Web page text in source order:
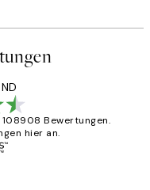
Bewertungen.
hier an.